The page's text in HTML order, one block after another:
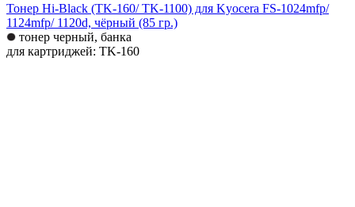
Тонер Hi-Black (TK-160/ TK-1100) для Kyocera FS-1024mfp/
1124mfp/ 1120d, чёрный (85 гр.)
тонер черный, банка
для картриджей: TK-160